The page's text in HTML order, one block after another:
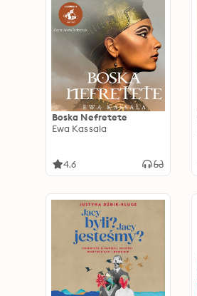
Boska Nefretete
Ewa Kassala
4.6